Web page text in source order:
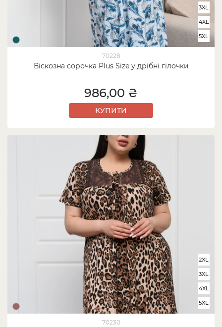
70228
Віскозна сорочка Plus Size у дрібні гілочки
3XL
4XL
5XL
986,00 ₴
КУПИТИ
70230
2XL
3XL
4XL
5XL